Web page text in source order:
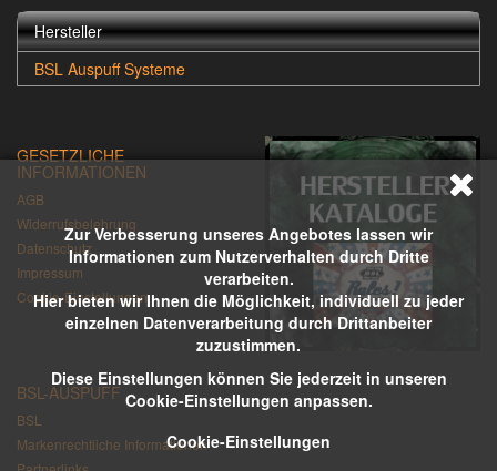
Zur Verbesserung unseres Angebotes lassen wir
Informationen zum Nutzerverhalten durch Dritte
verarbeiten.
Hier bieten wir Ihnen die Möglichkeit, individuell zu jeder
einzelnen Datenverarbeitung durch Drittanbeiter
zuzustimmen.
Diese Einstellungen können Sie jederzeit in unseren
Cookie-Einstellungen anpassen.
Cookie-Einstellungen
Hersteller
BSL Auspuff Systeme
GESETZLICHE
INFORMATIONEN
AGB
Widerrufsbelehrung
Datenschutz
Impressum
Cookie-Einstellungen
BSL-AUSPUFF
BSL
Markenrechtliche Informationen